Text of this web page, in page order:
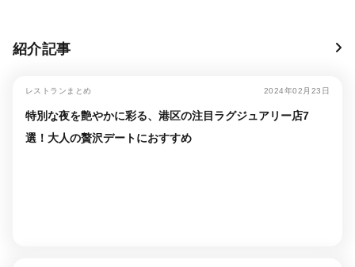
紹介記事
レストランまとめ 2024年02月23日
特別な夜を艶やかに彩る、港区の注目ラグジュアリー店7
選！大人の贅沢デートにおすすめ